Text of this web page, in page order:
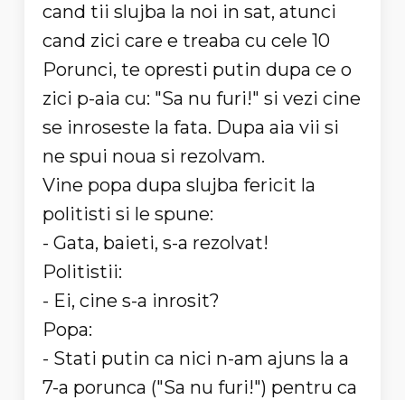
cand tii slujba la noi in sat, atunci
cand zici care e treaba cu cele 10
Porunci, te opresti putin dupa ce o
zici p-aia cu: "Sa nu furi!" si vezi cine
se inroseste la fata. Dupa aia vii si
ne spui noua si rezolvam.
Vine popa dupa slujba fericit la
politisti si le spune:
- Gata, baieti, s-a rezolvat!
Politistii:
- Ei, cine s-a inrosit?
Popa:
- Stati putin ca nici n-am ajuns la a
7-a porunca ("Sa nu furi!") pentru ca